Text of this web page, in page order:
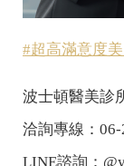
#超高滿意度
波士頓醫美診
洽詢專線：06-
LINE諮詢：